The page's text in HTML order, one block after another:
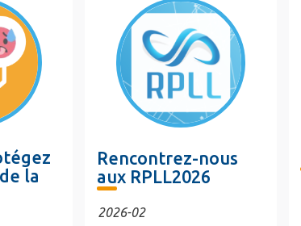
la
Rencontrez-nous
aux RPLL2026
2026-02